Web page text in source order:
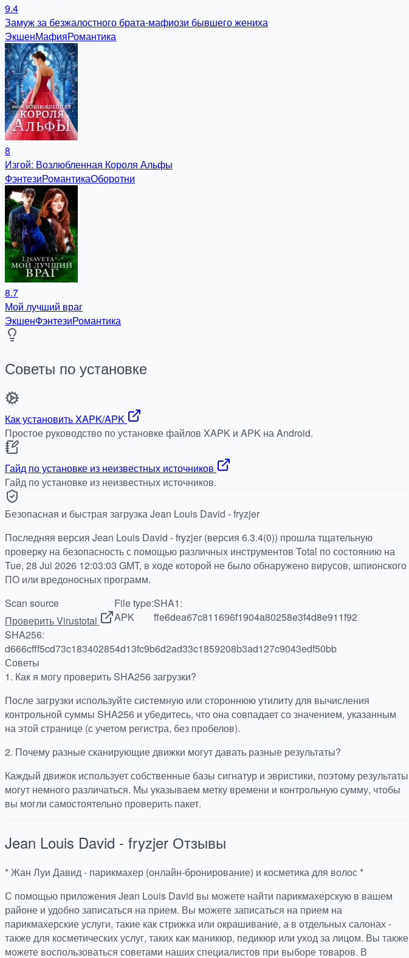
9.4
Замуж за безжалостного брата-мафиози бывшего жениха
ЭкшенМафияРомантика
8
Изгой: Возлюбленная Короля Альфы
ФэнтезиРомантикаОборотни
8.7
Мой лучший враг
ЭкшенФэнтезиРомантика
Советы по установке
Как установить XAPK/APK
Простое руководство по установке файлов XAPK и APK на Android.
Гайд по установке из неизвестных источников
Гайд по установке из неизвестных источников.
Безопасная и быстрая загрузка Jean Louis David - fryzjer
Последняя версия Jean Louis David - fryzjer (версия 6.3.4(0)) прошла тщательную
проверку на безопасность с помощью различных инструментов Total по состоянию на
Tue, 28 Jul 2026 12:03:03 GMT, в ходе которой не было обнаружено вирусов, шпионского
ПО или вредоносных программ.
Scan source
Проверить Virustotal
File type:
APK
SHA1:
ffe6dea67c811696f1904a80258e3f4d8e911f92
SHA256:
d666cfff5cd73c183402854d13fc9b6d2ad33c1859208b3ad127c9043edf50bb
Советы
1. Как я могу проверить SHA256 загрузки?
После загрузки используйте системную или стороннюю утилиту для вычисления
контрольной суммы SHA256 и убедитесь, что она совпадает со значением, указанным
на этой странице (с учетом регистра, без пробелов).
2. Почему разные сканирующие движки могут давать разные результаты?
Каждый движок использует собственные базы сигнатур и эвристики, поэтому результаты
могут немного различаться. Мы указываем метку времени и контрольную сумму, чтобы
вы могли самостоятельно проверить пакет.
Jean Louis David - fryzjer Отзывы
* Жан Луи Давид - парикмахер (онлайн-бронирование) и косметика для волос *
С помощью приложения Jean Louis David вы можете найти парикмахерскую в вашем
районе и удобно записаться на прием. Вы можете записаться на прием на
парикмахерские услуги, такие как стрижка или окрашивание, а в отдельных салонах -
также для косметических услуг, таких как маникюр, педикюр или уход за лицом. Вы также
можете воспользоваться советами наших специалистов при выборе товаров. В